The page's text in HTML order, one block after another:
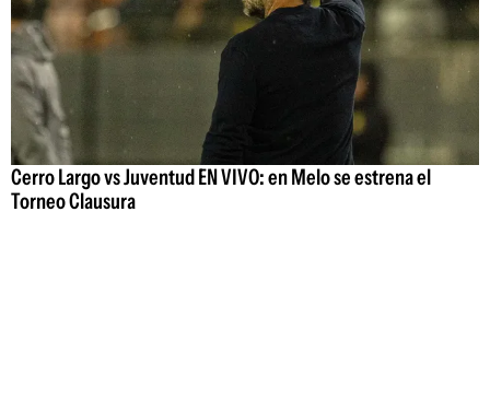
Cerro Largo vs Juventud EN VIVO: en Melo se estrena el
Torneo Clausura